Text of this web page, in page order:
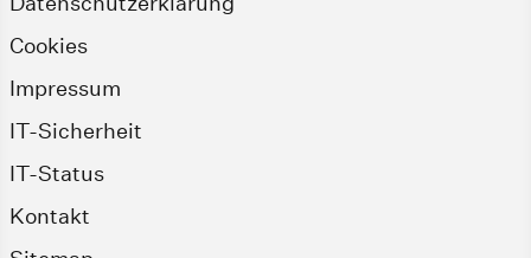
Cookies
Impressum
IT-Sicherheit
IT-Status
Kontakt